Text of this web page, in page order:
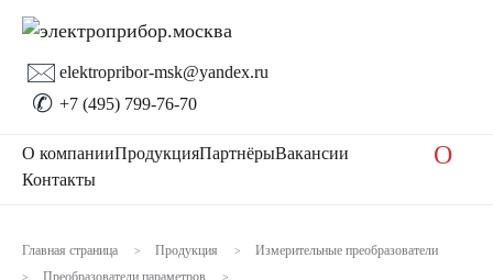
🖂 elektropribor-msk@yandex.ru
✆ +7 (495) 799-76-70
О компанииПродукцияПартнёрыВакансии
Контакты
O
Главная страница > Продукция > Измерительные преобразователи
> Преобразователи параметров >